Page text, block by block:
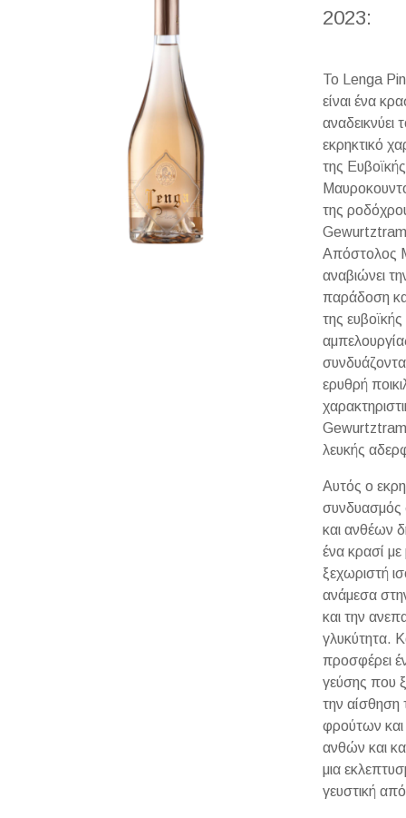
2023:
Το Lenga
είναι ένα
αναδεικνύει
εκρηκτικό
της
της
Απόστολος
αναβιώνει
παράδοση
της ευβοϊκής
ερυθρή
λευκής
Αυτός ο
και ανθέων
ένα κρασί με
ξεχωριστή
ανάμεσα
και την
γλυκύτητα.
προσφέρει
γεύσης που
την αίσθηση
φρούτων
ανθών και
μια
γευστική